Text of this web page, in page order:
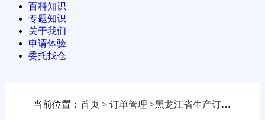
百科知识
专题知识
关于我们
申请体验
委托找仓
当前位置： 首页 > 订单管理 >黑龙江省生产订单管理系统